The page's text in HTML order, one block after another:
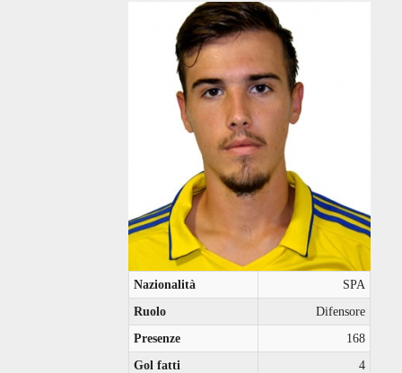
Nazionalità
SPA
Ruolo
Difensore
Presenze
168
Gol fatti
4